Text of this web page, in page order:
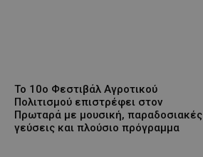
Το 10ο Φεστιβάλ Αγροτικού
Πολιτισμού επιστρέφει στον
Πρωταρά με μουσική, παραδοσιακές
γεύσεις και πλούσιο πρόγραμμα